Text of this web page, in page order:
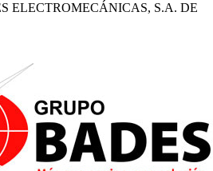
ELECTROMECÁNICAS, S.A. DE